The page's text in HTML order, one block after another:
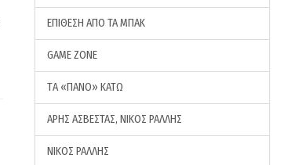
ΕΠΙΘΕΣΗ ΑΠΟ ΤΑ ΜΠΑΚ
GAME ZONE
ΤA «ΠΑΝΟ» ΚΑΤΩ
ΑΡΗΣ ΑΣΒΕΣΤΑΣ, ΝΙΚΟΣ ΡΑΛΛΗΣ
ΝΙΚΟΣ ΡΑΛΛΗΣ